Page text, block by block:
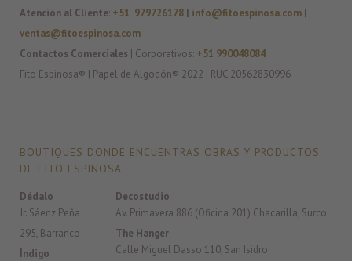
Atención al Cliente: +51 979726178 | info@fitoespinosa.com |
ventas@fitoespinosa.com
Contactos Comerciales | Corporativos: +51 990048084
Fito Espinosa® | Papel de Algodón® 2022 | RUC 20562830996
BOUTIQUES DONDE ENCUENTRAS OBRAS Y PRODUCTOS
DE FITO ESPINOSA
Dédalo
Jr. Sáenz Peña
295, Barranco
Índigo
Decostudio
Av. Primavera 886 (Oficina 201) Chacarilla, Surco
The Hanger
Calle Miguel Dasso 110, San Isidro